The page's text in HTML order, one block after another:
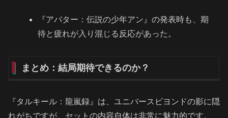
『アバター：伝説の少年アン』の発表時も、期
待と疲れが入り混じる反応があった。
まとめ：結局期待できるのか？
『タルキール：龍嵐録』は、ユニバースビヨンドの影に隠
れがちですが、セットの内容自体は非常に魅力的です。